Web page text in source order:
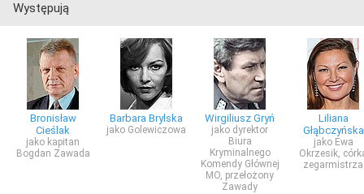
Występują
Bronisław
Cieślak
jako kapitan
Bogdan Zawada
Barbara Brylska
jako Golewiczowa
Wirgiliusz Gryń
jako dyrektor
Biura
Kryminalnego
Komendy Głównej
MO, przełożony
Zawady
Liliana
Głąbczyńska
jako Ewa
Okrzesik,
zegarmistrza